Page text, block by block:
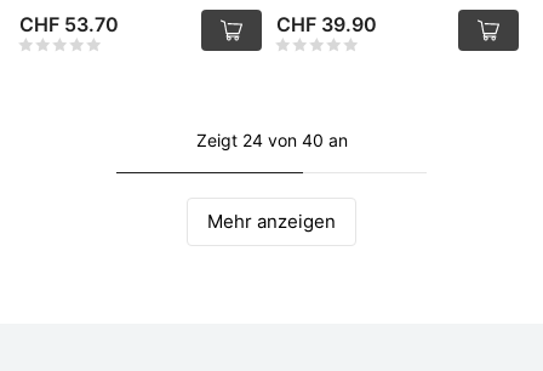
CHF 53.70 CHF 39.90
Zeigt 24 von 40 an
Mehr anzeigen